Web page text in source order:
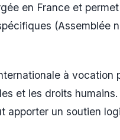
en France et
(Assemblée
à vocation
et les droits
apporter un soutien